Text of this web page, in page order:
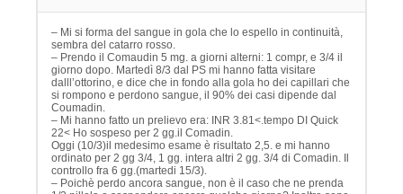
– Mi si forma del sangue in gola che lo espello in continuità,
sembra del catarro rosso.
– Prendo il Comaudin 5 mg. a giorni alterni: 1 compr, e 3/4 il
giorno dopo. Martedì 8/3 dal PS mi hanno fatta visitare
dalll’ottorino, e dice che in fondo alla gola ho dei capillari che
si rompono e perdono sangue, il 90% dei casi dipende dal
Coumadin.
– Mi hanno fatto un prelievo era: INR 3.81<.tempo DI Quick
22< Ho sospeso per 2 gg.il Comadin.
Oggi (10/3)il medesimo esame è risultato 2,5. e mi hanno
ordinato per 2 gg 3/4, 1 gg. intera altri 2 gg. 3/4 di Comadin. Il
controllo fra 6 gg.(martedi 15/3).
– Poichè perdo ancora sangue, non è il caso che ne prenda